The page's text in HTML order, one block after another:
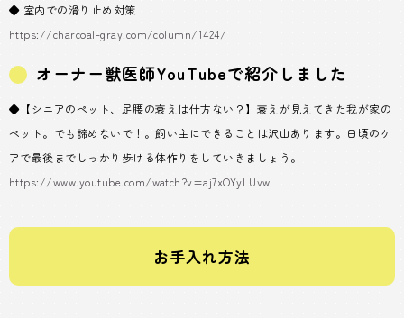
◆ 室内での滑り止め対策
https://charcoal-gray.com/column/1424/
オーナー獣医師YouTubeで紹介しました
◆【シニアのペット、足腰の衰えは仕方ない？】衰えが見えてきた我が家の
ペット。でも諦めないで！。飼い主にできることは沢山あります。日頃のケ
アで最後までしっかり歩ける体作りをしていきましょう。
https://www.youtube.com/watch?v=aj7xOYyLUvw
お手入れ方法